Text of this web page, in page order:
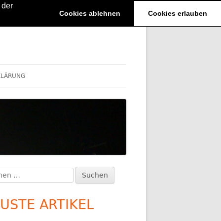
Cookies ablehnen Cookies erlauben
ARTIKEL